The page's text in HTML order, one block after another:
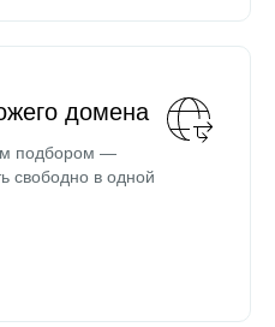
домена
подбором —
свободно в одной